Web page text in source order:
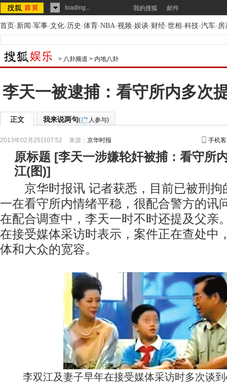
loading... 我的搜狐 邮件
首页-新闻-军事-文化-历史-体育-NBA-视频-娱谈-财经-世相-科技-汽车-房
> 八卦频道 > 内地八卦
李天一被逮捕：看守所内多次
正文 我来说两句( 人参与)
2013年02月25日07:52 来源： 京华时报 手机
原标题 [李天一涉嫌轮奸被捕：看守所
江(图)]
京华时报讯 记者获悉，目前已被刑拘
一在看守所内情绪平稳，很配合警方的讯
在配合调查中，李天一时不时还提及父亲
在接受媒体采访时表示，案件正在查处中
体和大众的宽容。
李双江及妻子早年在接受媒体采访时多次谈